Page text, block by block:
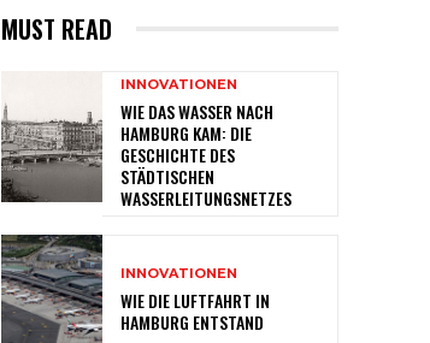
MUST READ
INNOVATIONEN
WIE DAS WASSER NACH
HAMBURG KAM: DIE
GESCHICHTE DES
STÄDTISCHEN
WASSERLEITUNGSNETZES
INNOVATIONEN
WIE DIE LUFTFAHRT IN
HAMBURG ENTSTAND